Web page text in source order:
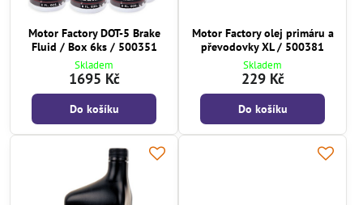
Motor Factory DOT-5 Brake
Fluid / Box 6ks / 500351
Skladem
1695 Kč
Do košíku
Motor Factory olej primáru a
převodovky XL / 500381
Skladem
229 Kč
Do košíku